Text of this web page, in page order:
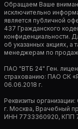
Обращаем Ваше
исключительно
является публичной
437 Гражданского
конфиденциальности.
об указанных акциях, а
менеджерам по
ПАО "ВТБ 24" Ген.
страхованию: ПАО СК
06.06.2018 г.
Реквизиты
г. Москва, Врачебный
ИНН 7733360920, КПП